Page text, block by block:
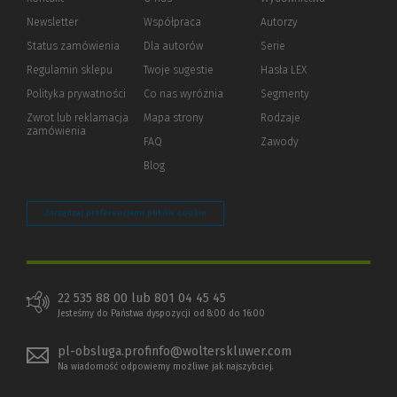
Newsletter
Status zamówienia
Regulamin sklepu
Polityka prywatności (Nowe
(Link
innej
Zwrot lub reklamacja
zamówienia
Współpraca
Dla autorów(Nowe
(Link
innej
Twoje sugestie
Co nas wyróżnia
Mapa strony
FAQ
Blog
Autorzy
Serie
Hasła LEX
Segmenty
Rodzaje
Zawody
Zarządzaj preferencjami plików cookie
22 535 88 00 lub 801 04 45 45
Jesteśmy do Państwa dyspozycji od 8:00 do 16:00
pl-obsluga.profinfo@wolterskluwer.com
Na wiadomość odpowiemy możliwe jak najszybciej.